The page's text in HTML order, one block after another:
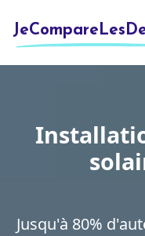
Jusqu'à 80%